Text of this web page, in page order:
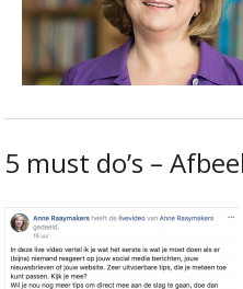
5 must do’s –